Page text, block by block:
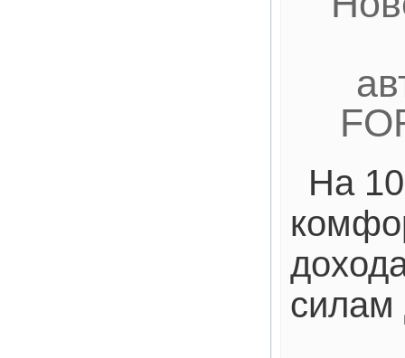
На
силам